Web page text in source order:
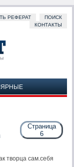
РЕФЕРАТ
ПОИСК
КОНТАКТЫ
Страница
6
творца сам.себя